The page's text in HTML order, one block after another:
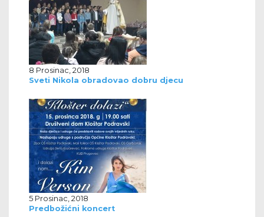
8 Prosinac, 2018
Sveti Nikola obradovao dobru djecu
5 Prosinac, 2018
Predbožićni koncert